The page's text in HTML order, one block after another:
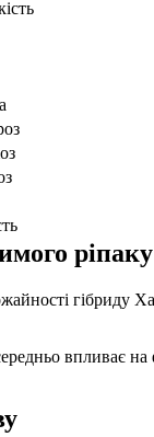
гібриду
впливає